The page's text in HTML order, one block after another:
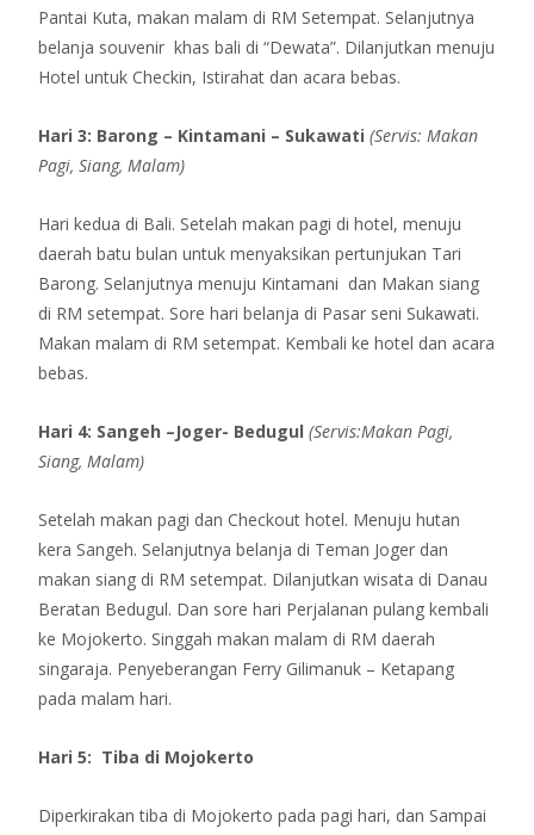
Pantai Kuta, makan malam di RM Setempat. Selanjutnya
belanja souvenir khas bali di “Dewata”. Dilanjutkan menuju
Hotel untuk Checkin, Istirahat dan acara bebas.
Hari 3: Barong – Kintamani – Sukawati (Servis: Makan
Pagi, Siang, Malam)
Hari kedua di Bali. Setelah makan pagi di hotel, menuju
daerah batu bulan untuk menyaksikan pertunjukan Tari
Barong. Selanjutnya menuju Kintamani dan Makan siang
di RM setempat. Sore hari belanja di Pasar seni Sukawati.
Makan malam di RM setempat. Kembali ke hotel dan acara
bebas.
Hari 4: Sangeh –Joger- Bedugul (Servis:Makan Pagi,
Siang, Malam)
Setelah makan pagi dan Checkout hotel. Menuju hutan
kera Sangeh. Selanjutnya belanja di Teman Joger dan
makan siang di RM setempat. Dilanjutkan wisata di Danau
Beratan Bedugul. Dan sore hari Perjalanan pulang kembali
ke Mojokerto. Singgah makan malam di RM daerah
singaraja. Penyeberangan Ferry Gilimanuk – Ketapang
pada malam hari.
Hari 5: Tiba di Mojokerto
Diperkirakan tiba di Mojokerto pada pagi hari, dan Sampai